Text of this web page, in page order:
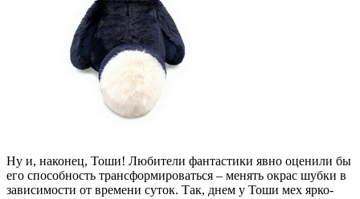
Ну и, наконец, Тоши! Любители фантастики явно оценили бы
его способность трансформироваться – менять окрас шубки в
зависимости от времени суток. Так, днем у Тоши мех ярко-